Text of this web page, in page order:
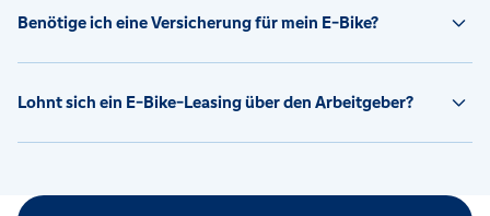
Benötige ich eine Versicherung für mein E-Bike?
Lohnt sich ein E-Bike-Leasing über den Arbeitgeber?